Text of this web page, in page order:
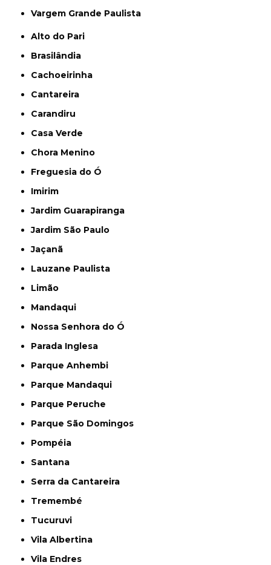
Vargem Grande Paulista
Alto do Pari
Brasilândia
Cachoeirinha
Cantareira
Carandiru
Casa Verde
Chora Menino
Freguesia do Ó
Imirim
Jardim Guarapiranga
Jardim São Paulo
Jaçanã
Lauzane Paulista
Limão
Mandaqui
Nossa Senhora do Ó
Parada Inglesa
Parque Anhembi
Parque Mandaqui
Parque Peruche
Parque São Domingos
Pompéia
Santana
Serra da Cantareira
Tremembé
Tucuruvi
Vila Albertina
Vila Endres